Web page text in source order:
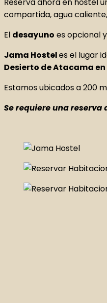
compartida, agua
El desayuno es opcional
Jama Hosteles el lugar
Desierto de Atacama en
Estamos ubicados a 200
Se requiere una reserva